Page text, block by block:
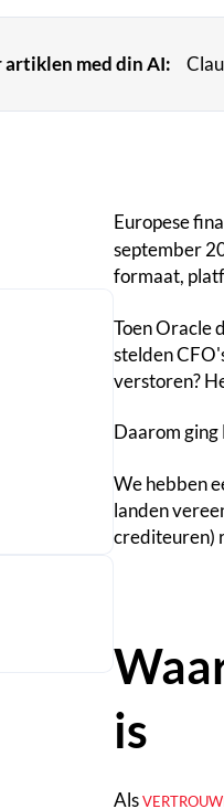
artiklen med din AI:
Europese
september
formaat,
Toen Oracle
stelden
verstoren?
Daarom ging
We hebben
landen
crediteuren)
is
Als